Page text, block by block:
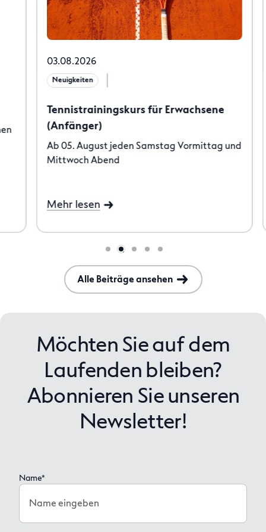
03.08.2026
Neuigkeiten
Tennistrainingskurs für Erwachsene
(Anfänger)
Ab 05. August jeden Samstag Vormittag und
Mittwoch Abend
Mehr lesen
Alle Beiträge ansehen
Möchten Sie auf dem
Laufenden bleiben?
Abonnieren Sie unseren
Newsletter!
Name*
Name eingeben